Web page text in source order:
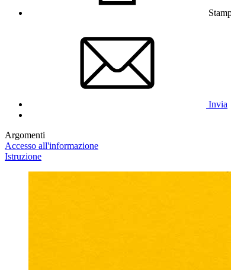
Invia
Argomenti
Accesso all'informazione
Istruzione